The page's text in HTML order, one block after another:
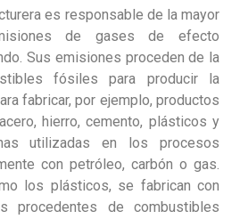
es responsable de la mayor
de gases de efecto
Sus emisiones proceden de la
fósiles para producir la
fabricar, por ejemplo, productos
hierro, cemento, plásticos y
utilizadas en los procesos
con petróleo, carbón o gas.
los plásticos, se fabrican con
procedentes de combustibles